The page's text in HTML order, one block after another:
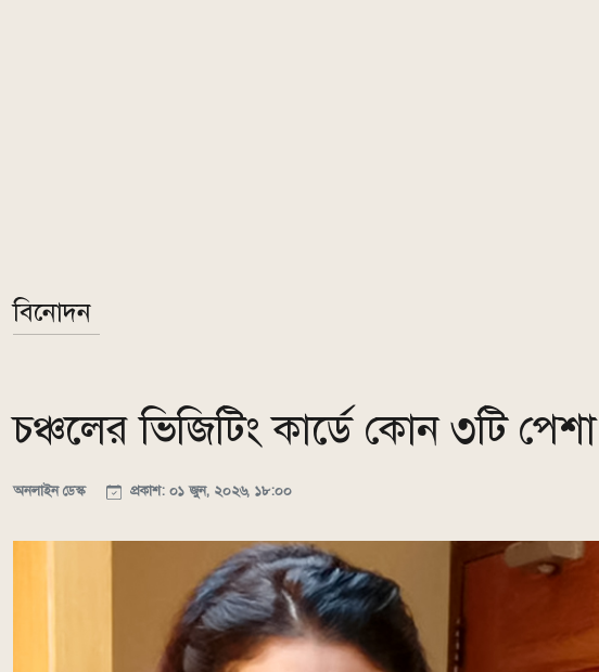
বিনোদন
চঞ্চলের ভিজিটিং কার্ডে কোন ৩টি
অনলাইন ডেস্ক প্রকাশ: ০১ জুন, ২০২৬, ১৮:০০